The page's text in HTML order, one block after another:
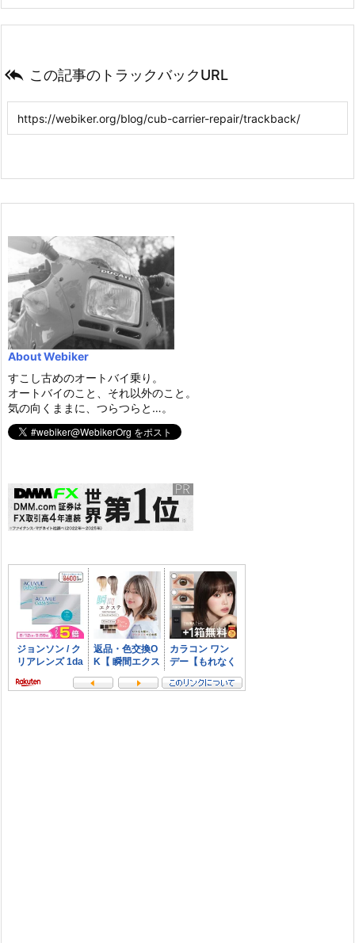
 この記事のトラックバックURL
About Webiker
すこし古めのオートバイ乗り。
オートバイのこと、それ以外のこと。
気の向くままに、つらつらと…。